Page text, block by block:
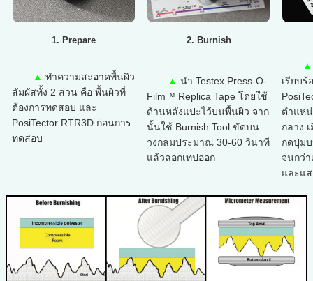
1. Prepare 2. Burnish
▲ ทำความสะอาดพื้นผิว
สัมผัสทั้ง 2 ส่วน คือ พื้นผิวที่
ต้องการทดสอบ และ
PosiTector RTR3D ก่อนการ
ทดสอบ
▲ นำ Testex Press-O-
Film™ Replica Tape โดยใช้
ด้านหลังแปะไว้บนพื้นผิว จาก
นั้นใช้ Burnish Tool ขัดบน
วงกลมประมาณ 30-60 วินาที
แล้วลอกเทปออก
▲
เรียบร้
ตำแห
กลาง
กดปุ่ม
จนกว่
และแ